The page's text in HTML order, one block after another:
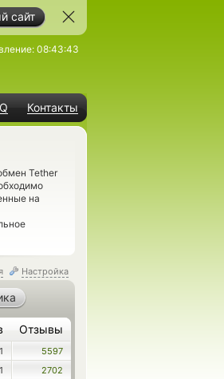
сайт
Контакты
08:43:43
Tether
на
Настройка
Отзывы
5597
2702